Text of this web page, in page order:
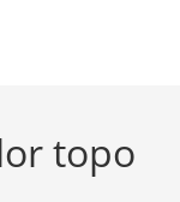
topo